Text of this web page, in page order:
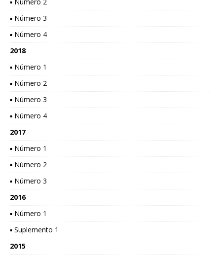
▪ Número 3
▪ Número 4
2018
▪ Número 1
▪ Número 2
▪ Número 3
▪ Número 4
2017
▪ Número 1
▪ Número 2
▪ Número 3
2016
▪ Número 1
▪ Suplemento 1
2015